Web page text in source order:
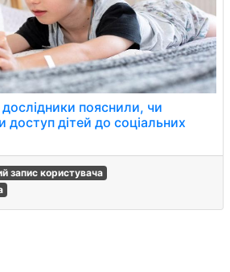
пояснили, чи
дітей до соціальних
запис користувача